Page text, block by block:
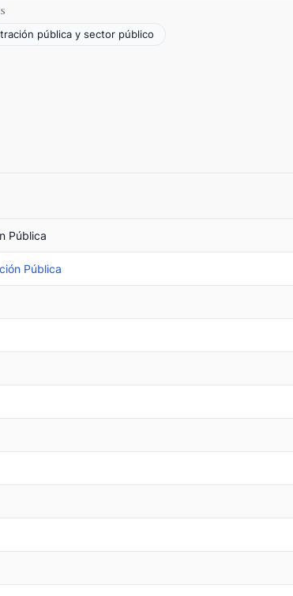
pública y sector público
Pública
Pública